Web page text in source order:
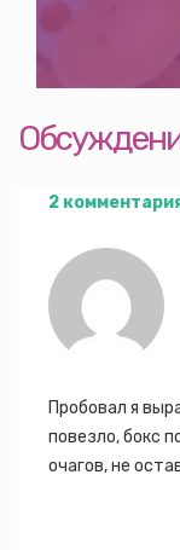
2
Пробовал я
повезло, бокс
очагов, не